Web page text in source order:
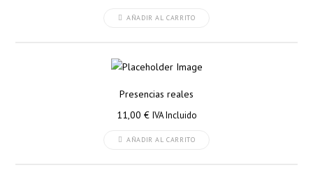
AÑADIR AL CARRITO
Presencias reales
11,00 € IVA Incluido
AÑADIR AL CARRITO